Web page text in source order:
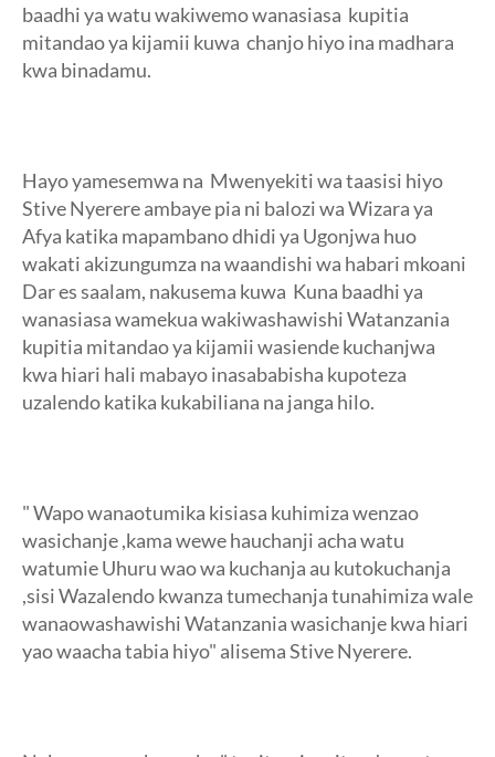
baadhi ya watu wakiwemo wanasiasa kupitia
mitandao ya kijamii kuwa chanjo hiyo ina madhara
kwa binadamu.
Hayo yamesemwa na Mwenyekiti wa taasisi hiyo
Stive Nyerere ambaye pia ni balozi wa Wizara ya
Afya katika mapambano dhidi ya Ugonjwa huo
wakati akizungumza na waandishi wa habari mkoani
Dar es saalam, nakusema kuwa Kuna baadhi ya
wanasiasa wamekua wakiwashawishi Watanzania
kupitia mitandao ya kijamii wasiende kuchanjwa
kwa hiari hali mabayo inasababisha kupoteza
uzalendo katika kukabiliana na janga hilo.
" Wapo wanaotumika kisiasa kuhimiza wenzao
wasichanje ,kama wewe hauchanji acha watu
watumie Uhuru wao wa kuchanja au kutokuchanja
,sisi Wazalendo kwanza tumechanja tunahimiza wale
wanaowashawishi Watanzania wasichanje kwa hiari
yao waacha tabia hiyo" alisema Stive Nyerere.